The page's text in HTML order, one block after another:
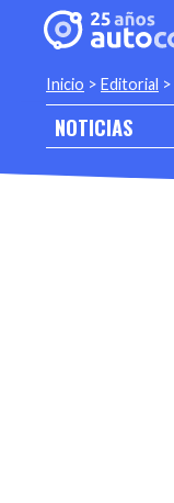
Inicio > Editorial >
NOTICIAS